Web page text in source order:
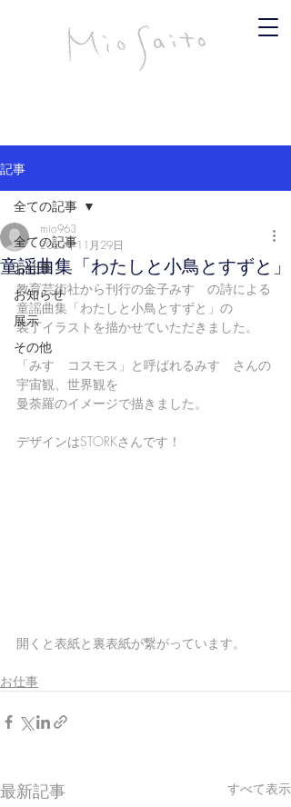
記事
全ての記事
お仕事
お知らせ
展示
その他
全ての記事
童謡曲集「わたしと小鳥とすずと」
mio963
2023年11月29日
教育芸術社から刊行の金子みすゞの詩による
童謡曲集「わたしと小鳥とすずと」の
装丁イラストを描かせていただきました。
「みすゞコスモス」と呼ばれるみすゞさんの
宇宙観、世界観を
曼荼羅のイメージで描きました。
デザインはSTORKさんです！
開くと表紙と裏表紙が繋がっています。
お仕事
最新記事 すべて表示